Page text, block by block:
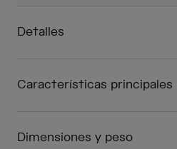
Detalles
Características principales
Dimensiones y peso